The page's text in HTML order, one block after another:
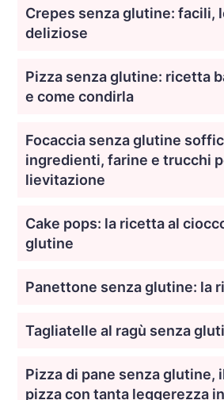
Crepes senza glutine: facili,
deliziose
Pizza senza glutine: ricetta
e come condirla
Focaccia senza glutine
ingredienti, farine e trucchi
lievitazione
Cake pops: la ricetta al
glutine
Panettone senza glutine: la
Tagliatelle al ragù senza
Pizza di pane senza glutine,
pizza con tanta leggerezza